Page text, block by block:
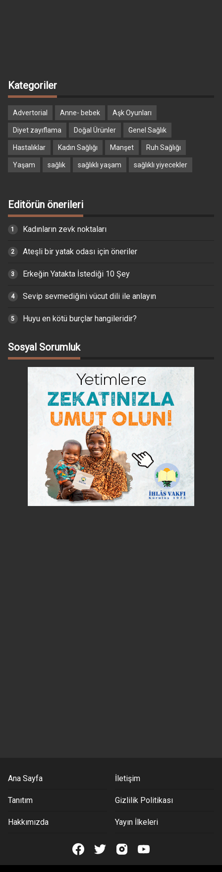
Kategoriler
Advertorial Anne- bebek Aşk Oyunları
Diyet zayıflama Doğal Ürünler Genel Sağlık
Hastalıklar Kadın Sağlığı Manşet Ruh Sağlığı
Yaşam sağlık sağlıklı yaşam sağlıklı yiyecekler
Editörün önerileri
Kadınların zevk noktaları
Ateşli bir yatak odası için öneriler
Erkeğin Yatakta İstediği 10 Şey
Sevip sevmediğini vücut dili ile anlayın
Huyu en kötü burçlar hangileridir?
Sosyal Sorumluk
Ana Sayfa İletişim
Tanıtım Gizlilik Politikası
Hakkımızda Yayın İlkeleri